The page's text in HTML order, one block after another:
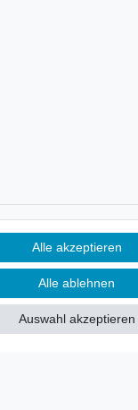
Sie möchten über
Lagerware oder
allgemein
Alle akzeptieren
Alle ablehnen
Auswahl akzeptieren